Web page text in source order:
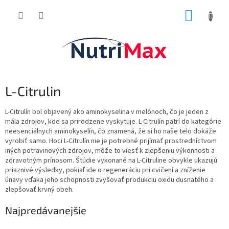
L-Citrulin
L-Citrulín bol objavený ako aminokyselina v melónoch, čo je jeden z
mála zdrojov, kde sa prirodzene vyskytuje. L-Citrulín patrí do kategórie
neesenciálnych aminokyselín, čo znamená, že si ho naše telo dokáže
vyrobiť samo. Hoci L-Citrulín nie je potrebné prijímať prostredníctvom
iných potravinových zdrojov, môže to viesť k zlepšeniu výkonnosti a
zdravotným prínosom. Štúdie vykonané na L-Citruline obvykle ukazujú
priaznivé výsledky, pokiaľ ide o regeneráciu pri cvičení a zníženie
únavy vďaka jeho schopnosti zvyšovať produkciu oxidu dusnatého a
zlepšovať krvný obeh.
Najpredávanejšie